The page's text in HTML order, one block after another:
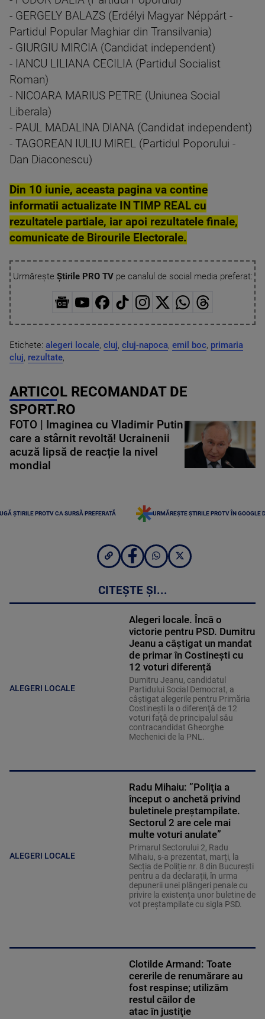
- GERGELY BALAZS (Erdélyi Magyar Néppárt -
Partidul Popular Maghiar din Transilvania)
- GIURGIU MIRCIA (Candidat independent)
- IANCU LILIANA CECILIA (Partidul Socialist
Roman)
- NICOARA MARIUS PETRE (Uniunea Social
Liberala)
- PAUL MADALINA DIANA (Candidat independent)
- TAGOREAN IULIU MIREL (Partidul Poporului -
Dan Diaconescu)
Din 10 iunie, aceasta pagina va contine
informatii actualizate IN TIMP REAL cu
rezultatele partiale, iar apoi rezultatele finale,
comunicate de Birourile Electorale.
Urmărește Știrile PRO TVpe canalul de social media preferat:
Etichete: alegeri locale, cluj, cluj-napoca, emil boc, primaria
cluj, rezultate,
ARTICOL RECOMANDAT DE
SPORT.RO
FOTO | Imaginea cu Vladimir Putin
care a stârnit revoltă! Ucrainenii
acuză lipsă de reacție la nivel
mondial
ȘTIRILE PROTV CA SURSĂ PREFERATĂ URMĂREȘTE ȘTIRILE PROTV ÎN GOOGLE
CITEȘTE ȘI...
ALEGERI LOCALE
Alegeri locale. Încă o
victorie pentru PSD. Dumitru
Jeanu a câștigat un mandat
de primar în Costinești cu
12 voturi diferență
Dumitru Jeanu, candidatul
Partidului Social Democrat, a
câştigat alegerile pentru Primăria
Costineşti la o diferenţă de 12
voturi faţă de principalul său
contracandidat Gheorghe
Mechenici de la PNL.
ALEGERI LOCALE
Radu Mihaiu: ”Poliţia a
început o anchetă privind
buletinele preştampilate.
Sectorul 2 are cele mai
multe voturi anulate”
Primarul Sectorului 2, Radu
Mihaiu, s-a prezentat, marți, la
Secția de Poliție nr. 8 din București
pentru a da declarații, în urma
depunerii unei plângeri penale cu
privire la existența unor buletine de
vot preștampilate cu sigla PSD.
Clotilde Armand: Toate
cererile de renumărare au
fost respinse; utilizăm
restul căilor de
atac în justiţie